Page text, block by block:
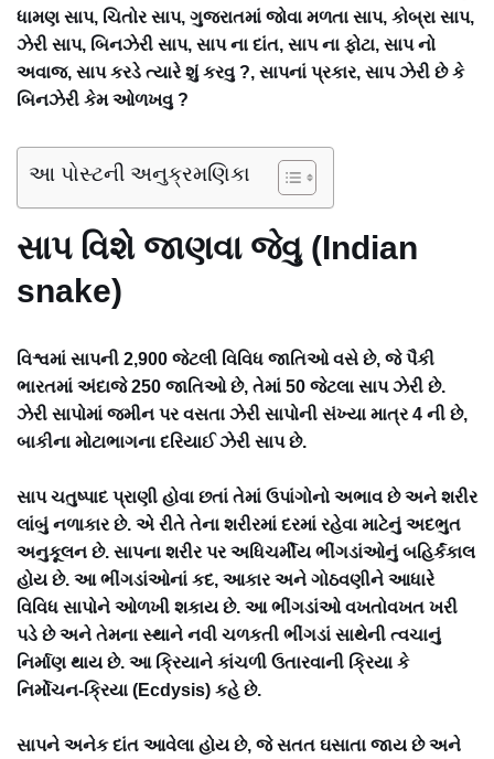
ધામણ સાપ, ચિતોર સાપ, ગુજરાતમાં જોવા મળતા સાપ, કોબ્રા સાપ,
ઝેરી સાપ, બિનઝેરી સાપ, સાપ ના દાંત, સાપ ના ફોટા, સાપ નો
અવાજ, સાપ કરડે ત્યારે શું કરવુ ?, સાપનાં પ્રકાર, સાપ ઝેરી છે કે
બિનઝેરી કેમ ઓળખવુ ?
આ પોસ્ટની અનુક્રમણિકા
સાપ વિશે જાણવા જેવુ (Indian
snake)
વિશ્વમાં સાપની 2,900 જેટલી વિવિધ જાતિઓ વસે છે, જે પૈકી
ભારતમાં અંદાજે 250 જાતિઓ છે, તેમાં 50 જેટલા સાપ ઝેરી છે.
ઝેરી સાપોમાં જમીન પર વસતા ઝેરી સાપોની સંખ્યા માત્ર 4 ની છે,
બાકીના મોટાભાગના દરિયાઈ ઝેરી સાપ છે.
સાપ ચતુષ્પાદ પ્રાણી હોવા છતાં તેમાં ઉપાંગોનો અભાવ છે અને શરીર
લાંબું નળાકાર છે. એ રીતે તેના શરીરમાં દરમાં રહેવા માટેનું અદભુત
અનુકૂલન છે. સાપના શરીર પર અધિચર્મીય ભીંગડાંઓનું બહિર્કંકાલ
હોય છે. આ ભીંગડાંઓનાં કદ, આકાર અને ગોઠવણીને આધારે
વિવિધ સાપોને ઓળખી શકાય છે. આ ભીંગડાંઓ વખતોવખત ખરી
પડે છે અને તેમના સ્થાને નવી ચળકતી ભીંગડાં સાથેની ત્વચાનું
નિર્માણ થાય છે. આ ક્રિયાને કાંચળી ઉતારવાની ક્રિયા કે
નિર્મોચન-ક્રિયા (Ecdysis) કહે છે.
સાપને અનેક દાંત આવેલા હોય છે, જે સતત ઘસાતા જાય છે અને